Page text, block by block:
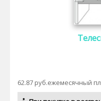
62.87 руб.ежемесячный